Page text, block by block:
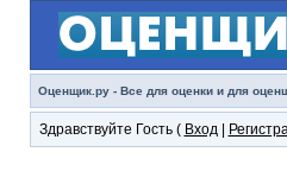
Оценщик.ру - Все для оценки и для
Здравствуйте Гость ( Вход|